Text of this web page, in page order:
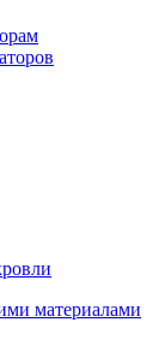
материалами